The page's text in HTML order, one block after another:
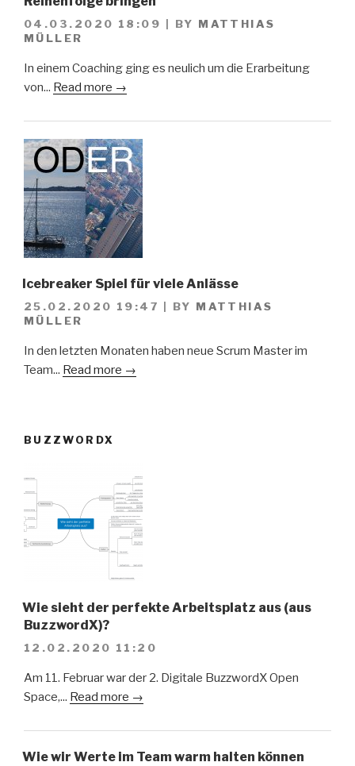
04.03.2020 18:09 BY MATTHIAS
MÜLLER
In einem Coaching ging es neulich um die Erarbeitung
von... Read more →
Icebreaker Spiel für viele Anlässe
25.02.2020 19:47 BY MATTHIAS
MÜLLER
In den letzten Monaten haben neue Scrum Master im
Team... Read more →
BUZZWORDX
Wie sieht der perfekte Arbeitsplatz aus (aus
BuzzwordX)?
12.02.2020 11:20
Am 11. Februar war der 2. Digitale BuzzwordX Open
Space,... Read more →
Wie wir Werte im Team warm halten können